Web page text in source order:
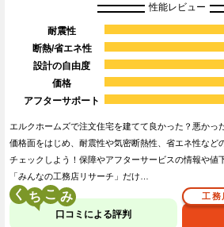
性能レビュー
耐震性
断熱/省エネ性
設計の自由度
価格
アフターサポート
エルクホームズで注文住宅を建てて良かった？悪かっ
価格面をはじめ、耐震性や気密断熱性、省エネ性など
チェックしよう！保障やアフターサービスの情報や値
「みんなの工務店リサーチ」だけ…
く こ
口コミによる評判
工務